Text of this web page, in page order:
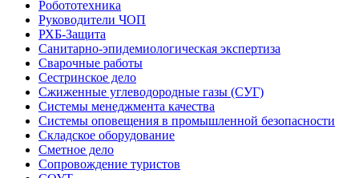
Робототехника
Руководители ЧОП
РХБ-Защита
Санитарно-эпидемиологическая экспертиза
Сварочные работы
Сестринское дело
Сжиженные углеводородные газы (СУГ)
Системы менеджмента качества
Системы оповещения в промышленной безопасности
Складское оборудование
Сметное дело
Сопровождение туристов